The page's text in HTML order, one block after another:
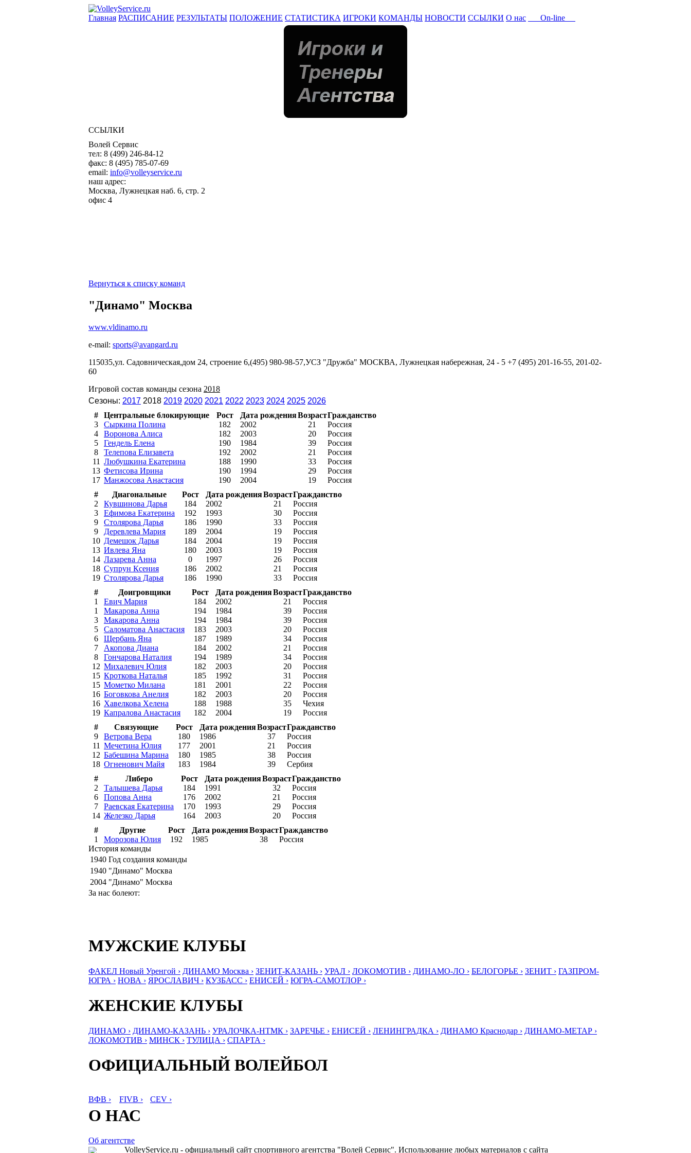
Главная РАСПИСАНИЕ РЕЗУЛЬТАТЫ ПОЛОЖЕНИЕ СТАТИСТИКА ИГРОКИ КОМАНДЫ НОВОСТИ ССЫЛКИ О нас On-line
ССЫЛКИ
Волей Сервис
тел: 8 (499) 246-84-12
факс: 8 (495) 785-07-69
email: info@volleyservice.ru
наш адрес:
Москва, Лужнецкая наб. 6, стр. 2
офис 4
Вернуться к списку команд
"Динамо" Москва
www.vldinamo.ru
e-mail: sports@avangard.ru
115035,ул. Садовническая,дом 24, строение 6,(495) 980-98-57,УСЗ "Дружба" МОСКВА, Лужнецкая набережная, 24 - 5 +7 (495) 201-16-55, 201-02-
60
Игровой состав команды сезона 2018
Сезоны: 2017 2018 2019 2020 2021 2022 2023 2024 2025 2026
#
Центральные блокирующие Рост Дата рожденияВозрастГражданство
3
Сыркина Полина 182 2002 21
Россия
4
Воронова Алиса 182 2003 20
Россия
5
Гендель Елена 190 1984 39
Россия
8
Телепова Елизавета 192 2002 21
Россия
11 Любушкина Екатерина 188 1990 33
Россия
13 Фетисова Ирина 190 1994 29
Россия
17 Манжосова Анастасия 190 2004 19
Россия
#
Диагональные Рост Дата рожденияВозрастГражданство
2
Кувшинова Дарья 184 2002 21
Россия
3
Ефимова Екатерина 192 1993 30
Россия
9
Столярова Дарья 186 1990 33
Россия
9
Деревлева Мария 189 2004 19
Россия
10 Демешок Дарья 184 2004 19
Россия
13 Ивлева Яна 180 2003 19
Россия
14 Лазарева Анна 0 1997 26
Россия
18 Супрун Ксения 186 2002 21
Россия
19 Столярова Дарья 186 1990 33
Россия
#
Доигровщики Рост Дата рожденияВозрастГражданство
1
Евич Мария 184 2002 21
Россия
1
Макарова Анна 194 1984 39
Россия
3
Макарова Анна 194 1984 39
Россия
5
Саломатова Анастасия 183 2003 20
Россия
6
Щербань Яна 187 1989 34
Россия
7
Акопова Диана 184 2002 21
Россия
8
Гончарова Наталия 194 1989 34
Россия
12 Михалевич Юлия 182 2003 20
Россия
15 Кроткова Наталья 185 1992 31
Россия
15 Мометко Милана 181 2001 22
Россия
16 Боговкова Анелия 182 2003 20
Россия
16 Хавелкова Хелена 188 1988 35
Чехия
19 Капралова Анастасия 182 2004 19
Россия
#
Связующие Рост Дата рожденияВозрастГражданство
9
Ветрова Вера 180 1986 37
Россия
11 Мечетина Юлия 177 2001 21
Россия
12 Бабешина Марина 180 1985 38
Россия
18 Огненович Майя 183 1984 39
Сербия
#
Либеро Рост Дата рожденияВозрастГражданство
2
Талышева Дарья 184 1991 32
Россия
6
Попова Анна 176 2002 21
Россия
7
Раевская Екатерина 170 1993 29
Россия
14 Железко Дарья 164 2003 20
Россия
#
Другие Рост Дата рожденияВозрастГражданство
1
Морозова Юлия 192 1985 38
Россия
История команды
1940 Год создания команды
1940 "Динамо" Москва
2004 "Динамо" Москва
За нас болеют:
МУЖСКИЕ КЛУБЫ
ФАКЕЛ Новый Уренгой › ДИНАМО Москва › ЗЕНИТ-КАЗАНЬ › УРАЛ › ЛОКОМОТИВ › ДИНАМО-ЛО › БЕЛОГОРЬЕ › ЗЕНИТ › ГАЗПРОМ-
ЮГРА › НОВА › ЯРОСЛАВИЧ › КУЗБАСС › ЕНИСЕЙ › ЮГРА-САМОТЛОР ›
ЖЕНСКИЕ КЛУБЫ
ДИНАМО › ДИНАМО-КАЗАНЬ › УРАЛОЧКА-НТМК › ЗАРЕЧЬЕ › ЕНИСЕЙ › ЛЕНИНГРАДКА › ДИНАМО Краснодар › ДИНАМО-МЕТАР ›
ЛОКОМОТИВ › МИНСК › ТУЛИЦА › СПАРТА ›
ОФИЦИАЛЬНЫЙ ВОЛЕЙБОЛ
ВФВ › FIVB › CEV ›
О НАС
Об агентстве
VolleyService.ru - официальный сайт спортивного агентства "Волей Сервис". Использование любых материалов с сайта